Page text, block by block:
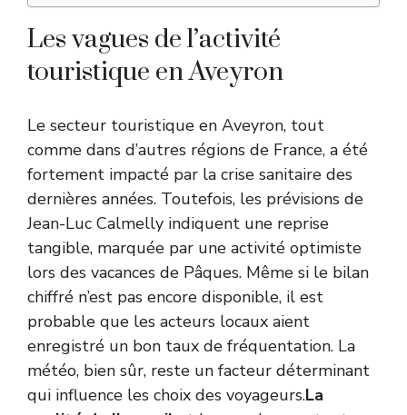
Les vagues de l’activité
touristique en Aveyron
Le secteur touristique en Aveyron, tout
comme dans d’autres régions de France, a été
fortement impacté par la crise sanitaire des
dernières années. Toutefois, les prévisions de
Jean-Luc Calmelly indiquent une reprise
tangible, marquée par une activité optimiste
lors des vacances de Pâques. Même si le bilan
chiffré n’est pas encore disponible, il est
probable que les acteurs locaux aient
enregistré un bon taux de fréquentation. La
météo, bien sûr, reste un facteur déterminant
qui influence les choix des voyageurs.La